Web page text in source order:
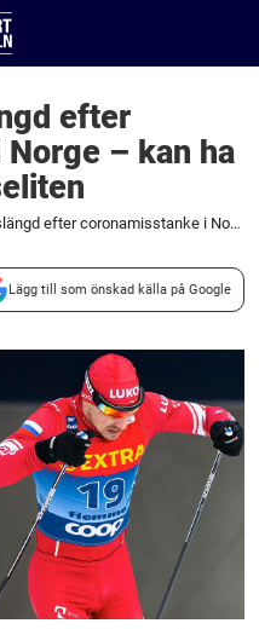
efter
– kan ha
Skidstjärnan utslängd efter coronamisstanke i Norge – kan ha smittat hela världseliten
Lägg till som önskad källa på Google